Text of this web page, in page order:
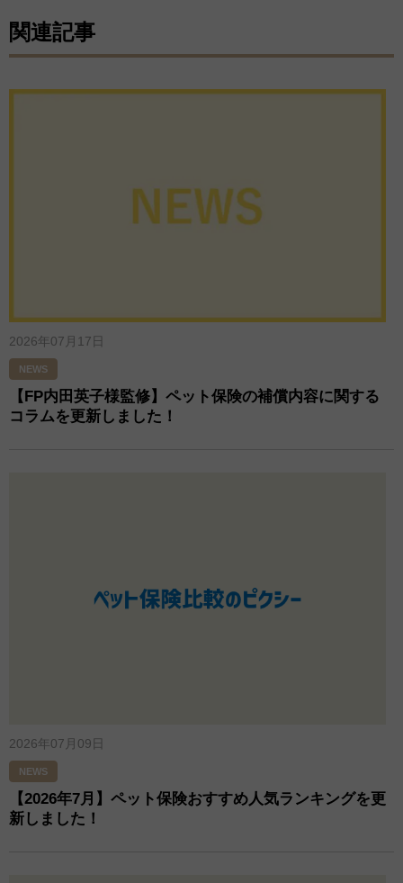
関連記事
2026年07月17日
NEWS
【FP内田英子様監修】ペット保険の補償内容に関する
コラムを更新しました！
2026年07月09日
NEWS
【2026年7月】ペット保険おすすめ人気ランキングを更
新しました！